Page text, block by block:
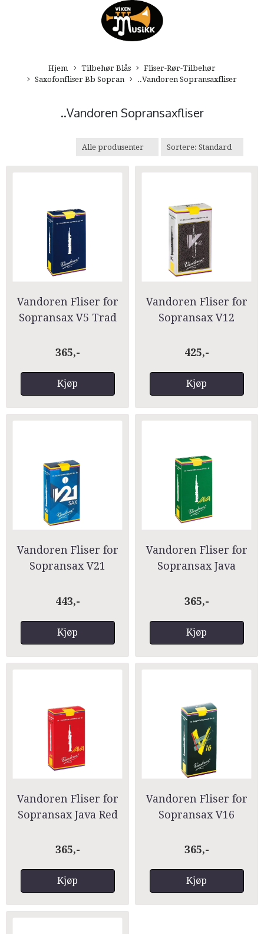
Hjem Tilbehør Blås
Fliser-Rør-Tilbehør
Saxofonfliser Bb Sopran
..Vandoren Sopransaxfliser
..Vandoren Sopransaxfliser
Vandoren Fliser for
Sopransax V5 Trad
365,-
Kjøp
Vandoren Fliser for
Sopransax V12
425,-
Kjøp
Vandoren Fliser for
Sopransax V21
443,-
Kjøp
Vandoren Fliser for
Sopransax Java
365,-
Kjøp
Vandoren Fliser for
Sopransax Java Red
365,-
Kjøp
Vandoren Fliser for
Sopransax V16
365,-
Kjøp